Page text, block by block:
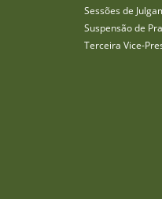
Sessões de
Suspensão de
Terceira Vice-